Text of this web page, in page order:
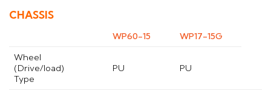
CHASSIS
WP60-15
WP17-15G
Wheel
(Drive/load)
Type
PU PU